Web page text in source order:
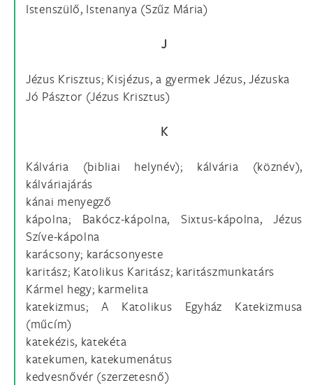
Istenszülő, Istenanya (Szűz Mária)
J
Jézus Krisztus; Kisjézus, a gyermek Jézus, Jézuska
Jó Pásztor (Jézus Krisztus)
K
Kálvária (bibliai helynév); kálvária (köznév),
kálváriajárás
kánai menyegző
kápolna; Bakócz-kápolna, Sixtus-kápolna, Jézus
Szíve-kápolna
karácsony; karácsonyeste
karitász; Katolikus Karitász; karitászmunkatárs
Kármel hegy; karmelita
katekizmus; A Katolikus Egyház Katekizmusa
(műcím)
katekézis, katekéta
katekumen, katekumenátus
kedvesnővér (szerzetesnő)